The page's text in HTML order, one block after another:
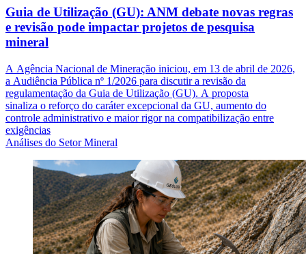
Guia de Utilização (GU): ANM debate novas regras
e revisão pode impactar projetos de pesquisa
mineral
A Agência Nacional de Mineração iniciou, em 13 de abril de 2026,
a Audiência Pública nº 1/2026 para discutir a revisão da
regulamentação da Guia de Utilização (GU). A proposta
sinaliza o reforço do caráter excepcional da GU, aumento do
controle administrativo e maior rigor na compatibilização entre
exigências
Análises do Setor Mineral